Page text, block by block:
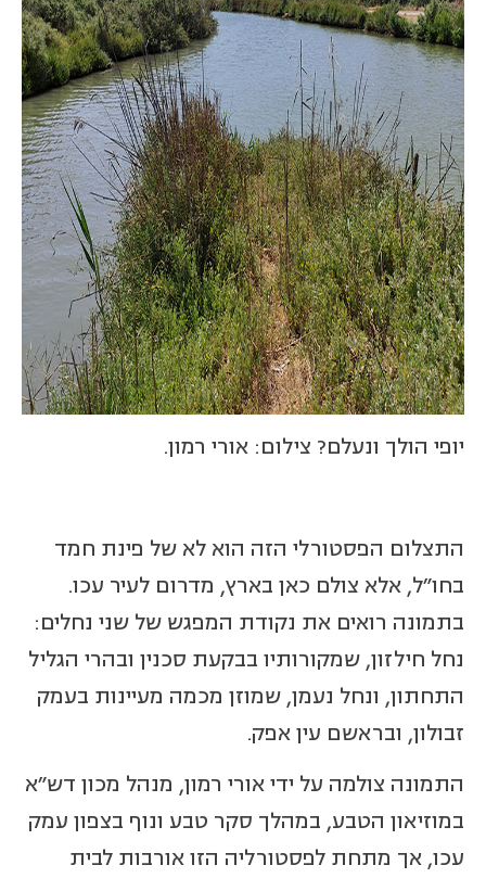
יופי הולך ונעלם? צילום: אורי רמון.
התצלום הפסטורלי הזה הוא לא של פינת חמד
בחו"ל, אלא צולם כאן בארץ, מדרום לעיר עכו.
בתמונה רואים את נקודת המפגש של שני נחלים:
נחל חילזון, שמקורותיו בבקעת סכנין ובהרי הגליל
התחתון, ונחל נעמן, שמוזן מכמה מעיינות בעמק
זבולון, ובראשם עין אפק.
התמונה צולמה על ידי אורי רמון, מנהל מכון דש"א
במוזיאון הטבע, במהלך סקר טבע ונוף בצפון עמק
עכו, אך מתחת לפסטורליה הזו אורבות לבית